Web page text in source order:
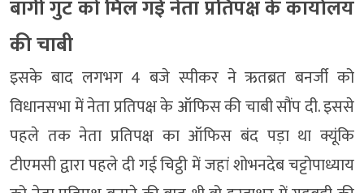
बागी गुट को मिल गई नेता प्रतिपक्ष के कार्यालय
की चाबी
इसके बाद लगभग 4 बजे स्पीकर ने ऋतब्रत बनर्जी को
विधानसभा में नेता प्रतिपक्ष के ऑफिस की चाबी सौंप दी. इससे
पहले तक नेता प्रतिपक्ष का ऑफिस बंद पड़ा था क्यूंकि
टीएमसी द्वारा पहले दी गई चिट्ठी में जहां शोभनदेब चट्टोपाध्याय